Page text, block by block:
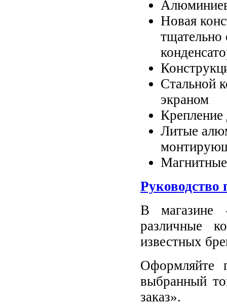
Новая
тщательно
Стальной
экраном
Литые
Магнитные
Руководство
В магазине
различные
известных
Оформляйте
выбранный
заказ».